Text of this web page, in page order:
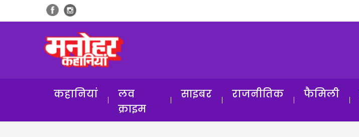
कहानियां
लव
क्राइम
साइबर राजनीतिक फैमिली